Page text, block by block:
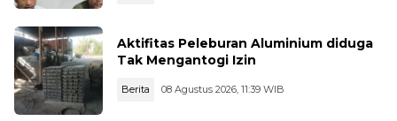
Aktifitas Peleburan Aluminium diduga
Tak Mengantogi Izin
Berita 08 Agustus 2026, 11:39 WIB